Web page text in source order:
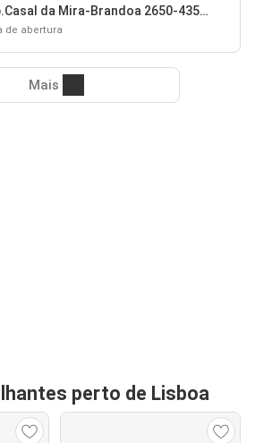
da Mira-Brandoa 2650-435
de abertura
Mais
perto de Lisboa